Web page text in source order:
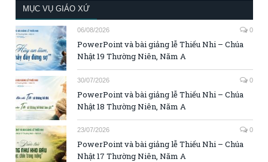
MỤC VỤ GIÁO XỨ
06/08/2026 0
PowerPoint và bài giảng lễ Thiếu Nhi – Chúa
Nhật 19 Thường Niên, Năm A
30/07/2026 0
PowerPoint và bài giảng lễ Thiếu Nhi – Chúa
Nhật 18 Thường Niên, Năm A
23/07/2026 0
PowerPoint và bài giảng lễ Thiếu Nhi – Chúa
Nhật 17 Thường Niên, Năm A